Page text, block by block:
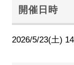
開催日時
2026/5/23(土)